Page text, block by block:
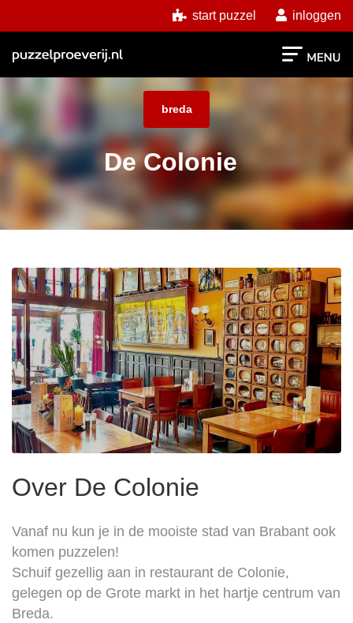
start puzzel inloggen
breda
De Colonie
Over De Colonie
Vanaf nu kun je in de mooiste stad van Brabant ook
komen puzzelen!
Schuif gezellig aan in restaurant de Colonie,
gelegen op de Grote markt in het hartje centrum van
Breda.